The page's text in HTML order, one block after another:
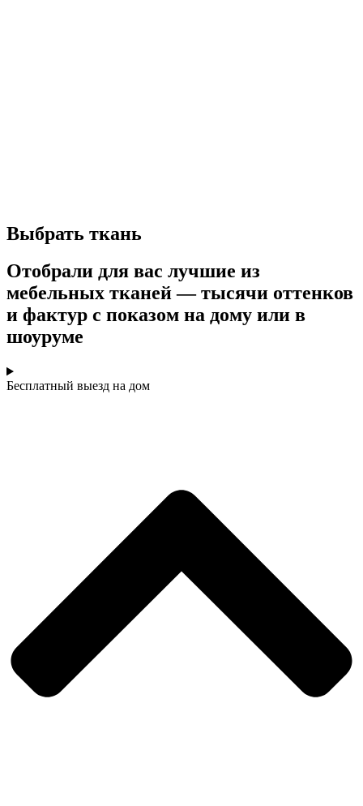
Выбрать ткань
Отобрали для вас лучшие из
мебельных тканей — тысячи оттенков
и фактур с показом на дому или в
шоуруме
Бесплатный выезд на дом